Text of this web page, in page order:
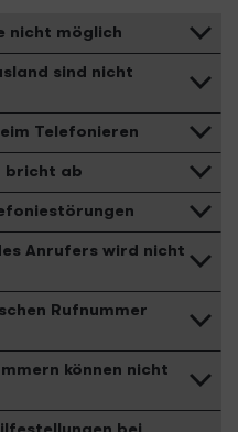
nicht möglich
sind nicht
Telefonieren
bricht ab
Anrufers wird nicht
Rufnummer
können nicht